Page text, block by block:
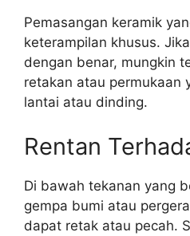
Pemasangan keramik
keterampilan khusus.
dengan benar, mungkin
retakan atau permukaan
lantai atau dinding.
Rentan
Di bawah tekanan yang
gempa bumi atau
dapat retak atau pecah.